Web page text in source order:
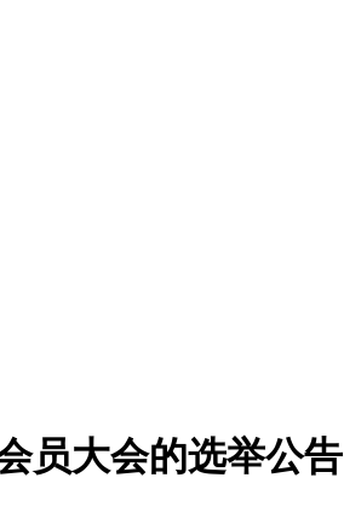
员大会的选举公告